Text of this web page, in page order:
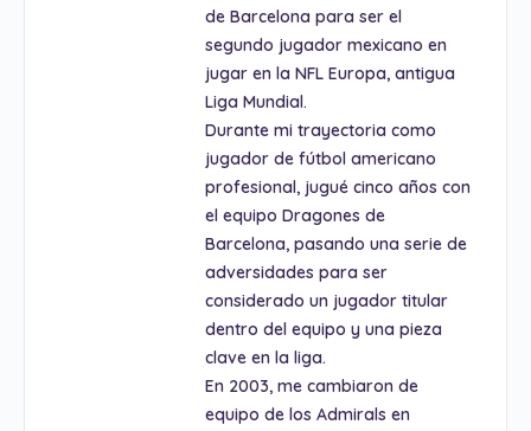
de Barcelona para ser el
segundo jugador mexicano en
jugar en la NFL Europa, antigua
Liga Mundial.
Durante mi trayectoria como
jugador de fútbol americano
profesional, jugué cinco años con
el equipo Dragones de
Barcelona, pasando una serie de
adversidades para ser
considerado un jugador titular
dentro del equipo y una pieza
clave en la liga.
En 2003, me cambiaron de
equipo de los Admirals en